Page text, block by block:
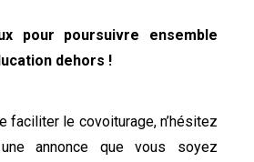
pour poursuivre ensemble
dehors !
faciliter le covoiturage, n’hésitez
annonce que vous soyez